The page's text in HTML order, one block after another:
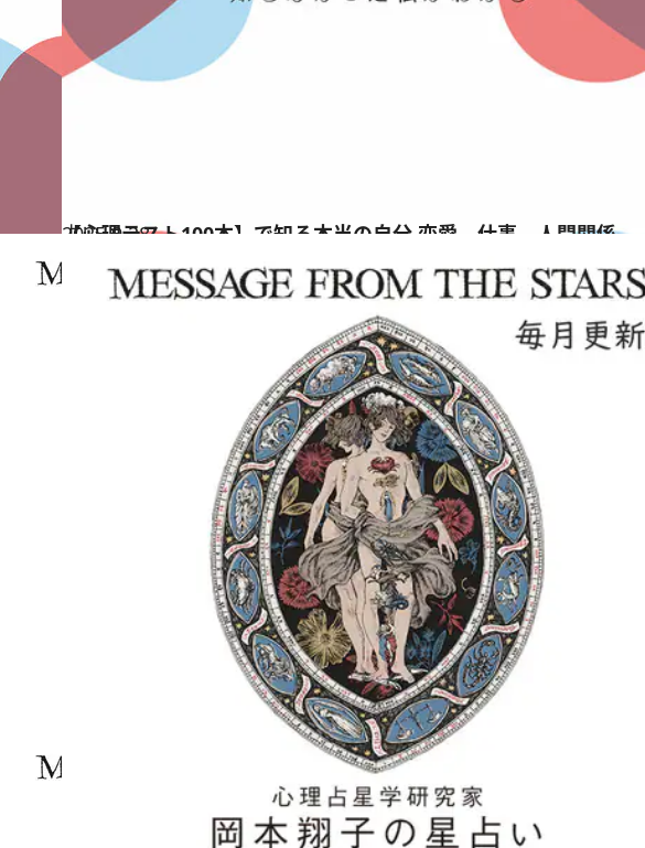
2025.9.28
【心理テスト100本】で知る本当の自分 恋愛、仕事、人間関係…
占い